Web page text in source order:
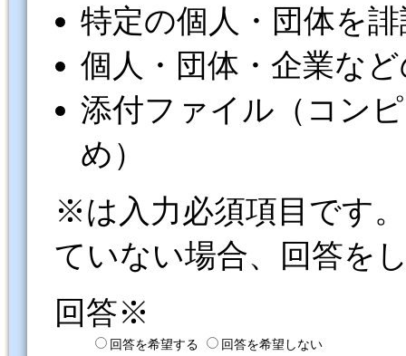
特定の個人・団体を
個人・団体・企業な
添付ファイル（コン
め）
※は入力必須項目です
ていない場合、回答を
回答※
回答を希望する 回答を希望しない